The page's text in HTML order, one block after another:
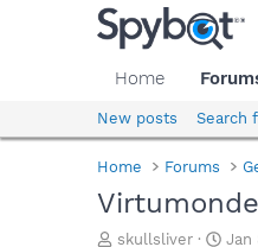
Home
New posts Search
Home Forums
T
skullsliver
S
Jan